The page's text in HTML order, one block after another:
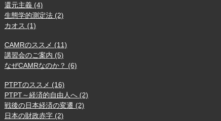
還元主義 (4)
生態学的測定法 (2)
カオス (1)
CAMRのススメ (11)
講習会のご案内 (5)
なぜCAMRなのか？ (6)
PTPTのススメ (16)
PTPT～経済的自由人へ (2)
戦後の日本経済の変遷 (2)
日本の財政赤字 (2)